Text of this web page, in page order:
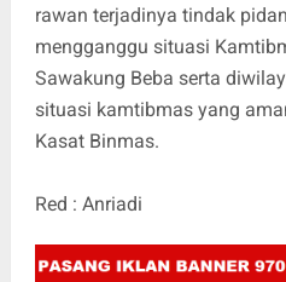
rawan terjadinya tindak
mengganggu situasi
Sawakung Beba serta
situasi kamtibmas yang
Kasat Binmas.
Red : Anriadi